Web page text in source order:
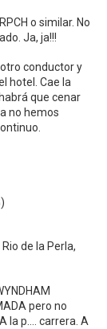
o similar. No
Ja, ja!!!
conductor y
hotel. Cae la
que cenar
no hemos
de la Perla,
pero no
la p…. carrera. A